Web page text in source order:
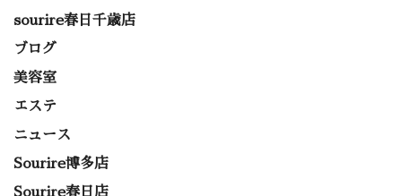
sourire春日千歳店
ブログ
美容室
エステ
ニュース
Sourire博多店
Sourire春日店